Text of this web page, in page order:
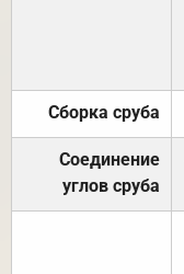
Сборка сруба
Соединение
углов сруба